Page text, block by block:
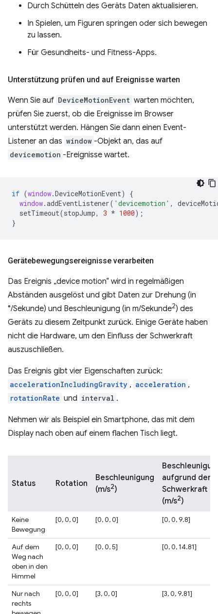
Durch Schütteln des Geräts Daten aktualisieren.
In Spielen, um Figuren springen oder sich bewegen
zu lassen.
Für Gesundheits- und Fitness-Apps.
Unterstützung prüfen und auf Ereignisse warten
Wenn Sie auf DeviceMotionEvent warten möchten,
prüfen Sie zuerst, ob die Ereignisse im Browser
unterstützt werden. Hängen Sie dann einen Event-
Listener an das window -Objekt an, das auf
devicemotion -Ereignisse wartet.
if (window.DeviceMotionEvent)
{
window.addEventListener( 'devicemotion' ,
setTimeout(stopJump, 3 * 1000);
}
Gerätebewegungsereignisse verarbeiten
Das Ereignis „device motion“ wird in regelmäßigen
Abständen ausgelöst und gibt Daten zur Drehung (in
°/Sekunde) und Beschleunigung (in m/Sekunde2) des
Geräts zu diesem Zeitpunkt zurück. Einige Geräte haben
nicht die Hardware, um den Einfluss der Schwerkraft
auszuschließen.
Das Ereignis gibt vier Eigenschaften zurück:
accelerationIncludingGravity , acceleration ,
rotationRate und interval .
Nehmen wir als Beispiel ein Smartphone, das mit dem
Display nach oben auf einem flachen Tisch liegt.
Status Rotation
Beschleunigung
(m/s2)
aufgrund der
Schwerkraft
(m/s2)
Keine
Bewegung
[0, 0, 0] [0, 0, 0] [0, 0, 9.8]
Auf dem
Weg nach
oben in den
Himmel
[0, 0, 0] [0, 0, 5] [0, 0, 14.81]
Nur nach
rechts
[0, 0, 0] [3, 0, 0] [3, 0, 9.81]